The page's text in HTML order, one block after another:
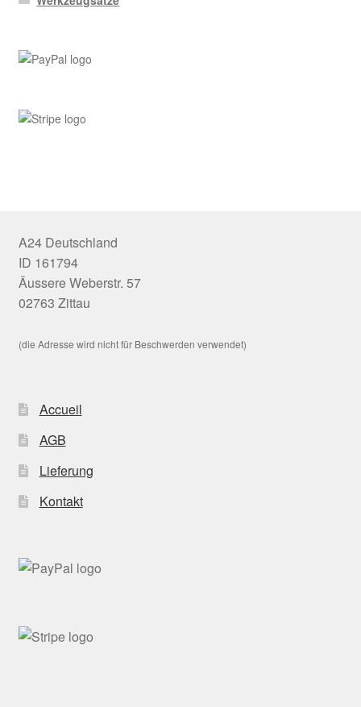
A24 Deutschland
ID 161794
Äussere Weberstr. 57
02763 Zittau
(die Adresse wird nicht für Beschwerden verwendet)
Accueil
AGB
Lieferung
Kontakt